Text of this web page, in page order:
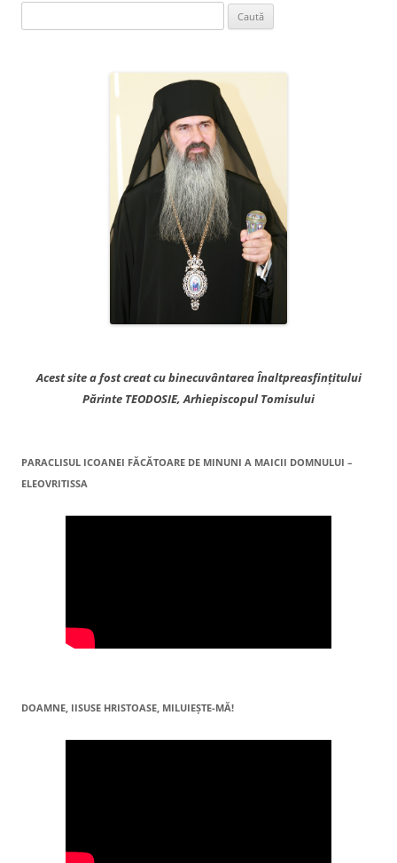
după:
Acest site a fost creat cu binecuvântarea Înaltpreasfințitului
Părinte TEODOSIE, Arhiepiscopul Tomisului
PARACLISUL ICOANEI FĂCĂTOARE DE MINUNI A MAICII DOMNULUI –
ELEOVRITISSA
DOAMNE, IISUSE HRISTOASE, MILUIEŞTE-MĂ!